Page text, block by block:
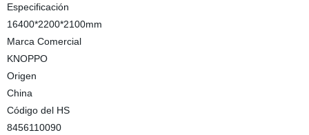
Especificación
16400*2200*2100mm
Marca Comercial
KNOPPO
Origen
China
Código del HS
8456110090